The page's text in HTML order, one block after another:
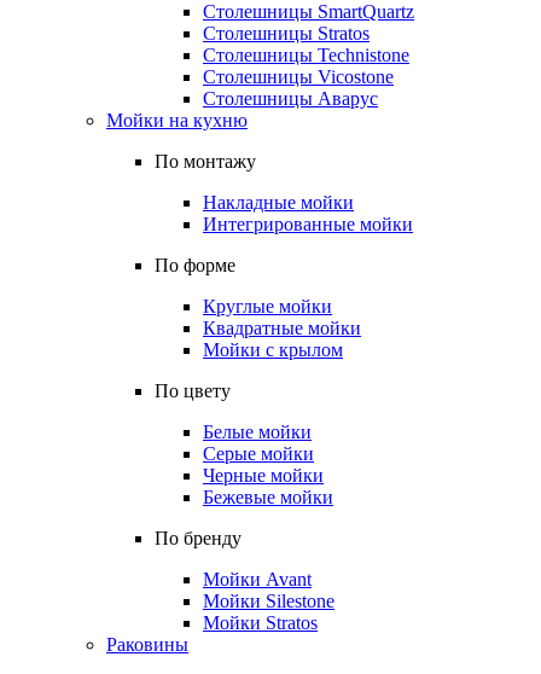
Столешницы SmartQuartz
Столешницы Stratos
Столешницы Technistone
Столешницы Vicostone
Столешницы Аварус
Мойки на кухню
По монтажу
Накладные мойки
Интегрированные мойки
По форме
Круглые мойки
Квадратные мойки
Мойки с крылом
По цвету
Белые мойки
Серые мойки
Черные мойки
Бежевые мойки
По бренду
Мойки Avant
Мойки Silestone
Мойки Stratos
Раковины